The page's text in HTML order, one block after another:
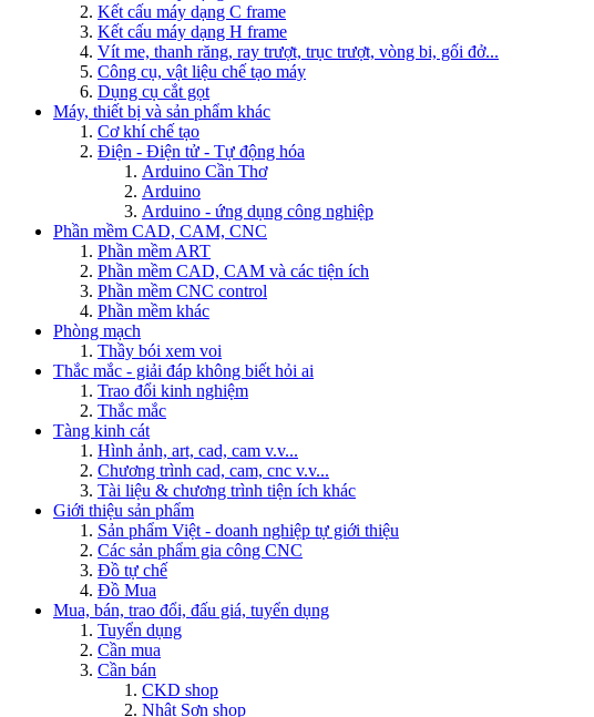
Kết cấu máy dạng C frame
Kết cấu máy dạng H frame
Vít me, thanh răng, ray trượt, trục trượt, vòng bi, gối đở...
Công cụ, vật liệu chế tạo máy
Dụng cụ cắt gọt
Máy, thiết bị và sản phẩm khác
Cơ khí chế tạo
Điện - Điện tử - Tự động hóa
Arduino Cần Thơ
Arduino
Arduino - ứng dụng công nghiệp
Phần mềm CAD, CAM, CNC
Phần mềm ART
Phần mềm CAD, CAM và các tiện ích
Phần mềm CNC control
Phần mềm khác
Phòng mạch
Thầy bói xem voi
Thắc mắc - giải đáp không biết hỏi ai
Trao đổi kinh nghiệm
Thắc mắc
Tàng kinh cát
Hình ảnh, art, cad, cam v.v...
Chương trình cad, cam, cnc v.v...
Tài liệu & chương trình tiện ích khác
Giới thiệu sản phẩm
Sản phẩm Việt - doanh nghiệp tự giới thiệu
Các sản phẩm gia công CNC
Đồ tự chế
Đồ Mua
Mua, bán, trao đổi, đấu giá, tuyển dụng
Tuyển dụng
Cần mua
Cần bán
CKD shop
Nhật Sơn shop